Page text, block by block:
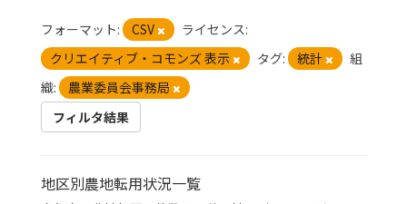
フォーマット: CSV
ライセンス:
クリエイティブ・コモンズ 表示
タグ: 統計
組
織:
農業委員会事務局
フィルタ結果
地区別農地転用状況一覧